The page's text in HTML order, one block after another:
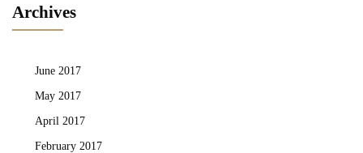
Archives
June 2017
May 2017
April 2017
February 2017